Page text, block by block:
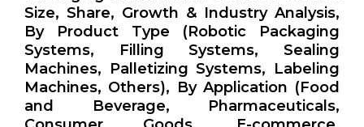
Size, Share, Growth & Industry Analysis,
By Product Type (Robotic Packaging
Systems, Filling Systems, Sealing
Machines, Palletizing Systems, Labeling
Machines, Others), By Application (Food
and Beverage, Pharmaceuticals,